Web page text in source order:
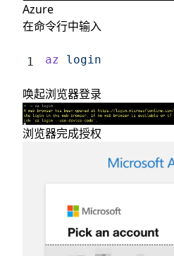
Azure
在命令行中输入
az login
唤起浏览器登录
浏览器完成授权